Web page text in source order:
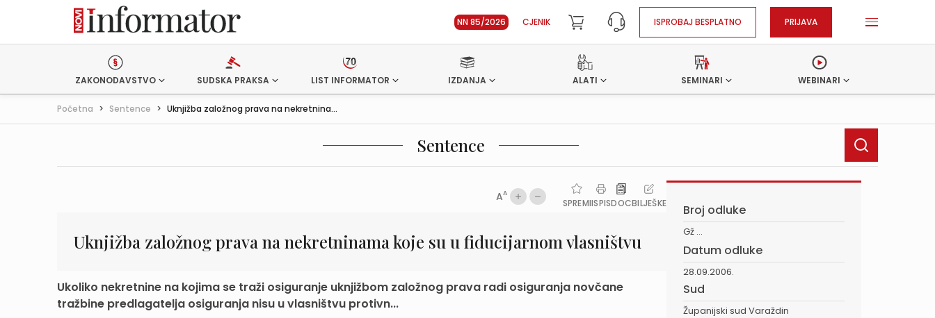
NN 85/2026 CJENIK ISPROBAJ BESPLATNO PRIJAVA
ZAKONODAVSTVO SUDSKA PRAKSA LIST INFORMATOR IZDANJA ALATI SEMINARI WEBINARI
Početna > Sentence > Uknjižba založnog prava na nekretnina...
Sentence
AA
SPREMIISPISDOCBILJEŠKE
Uknjižba založnog prava na nekretninama koje su u fiducijarnom vlasništvu
Ukoliko nekretnine na kojima se traži osiguranje uknjižbom založnog prava radi osiguranja novčane
tražbine predlagatelja osiguranja nisu u vlasništvu protivn...
Broj odluke
Gž ...
Datum odluke
28.09.2006.
Sud
Županijski sud Varaždin